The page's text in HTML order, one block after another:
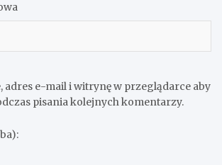
adres e-mail i witrynę w przeglądarce aby
pisania kolejnych komentarzy.